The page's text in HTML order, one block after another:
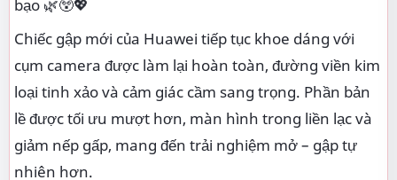
bạo 🌿😲💖
Chiếc gập mới của Huawei tiếp tục khoe dáng với
cụm camera được làm lại hoàn toàn, đường viền kim
loại tinh xảo và cảm giác cầm sang trọng. Phần bản
lề được tối ưu mượt hơn, màn hình trong liền lạc và
giảm nếp gấp, mang đến trải nghiệm mở – gập tự
nhiên hơn.